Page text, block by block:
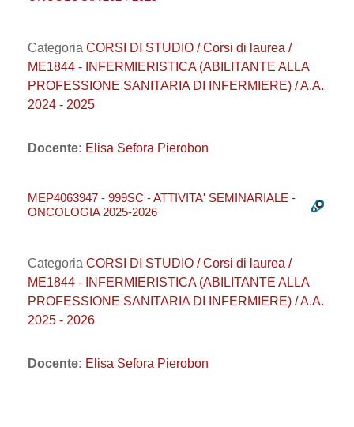
Categoria CORSI DI STUDIO / Corsi di laurea /
ME1844 - INFERMIERISTICA (ABILITANTE ALLA
PROFESSIONE SANITARIA DI INFERMIERE) / A.A.
2024 - 2025
Docente: Elisa Sefora Pierobon
MEP4063947 - 999SC - ATTIVITA' SEMINARIALE -
ONCOLOGIA 2025-2026
Categoria CORSI DI STUDIO / Corsi di laurea /
ME1844 - INFERMIERISTICA (ABILITANTE ALLA
PROFESSIONE SANITARIA DI INFERMIERE) / A.A.
2025 - 2026
Docente: Elisa Sefora Pierobon